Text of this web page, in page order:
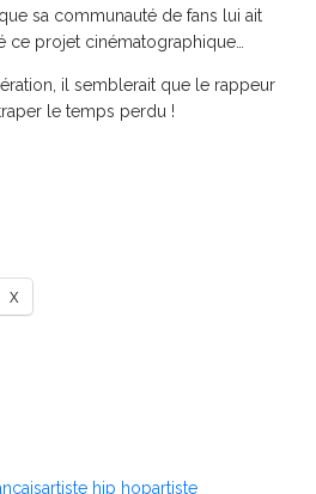
sa communauté de fans lui ait
ce projet cinématographique…
il semblerait que le rappeur
le temps perdu !
X
artiste hip hopartiste